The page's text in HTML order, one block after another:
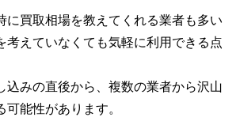
に買取相場を教えてくれる業者も多い
考えていなくても気軽に利用できる点
込みの直後から、複数の業者から沢山
能性があります。